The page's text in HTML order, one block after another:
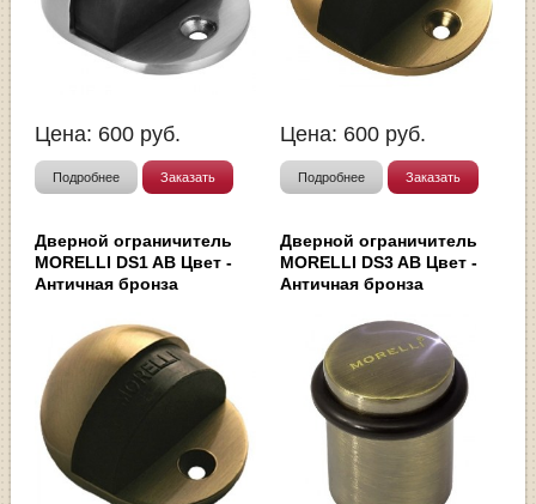
Цена: 600 руб.
Подробнее Заказать
Цена: 600 руб.
Подробнее Заказать
Дверной ограничитель
MORELLI DS1 AB Цвет -
Античная бронза
Дверной ограничитель
MORELLI DS3 AB Цвет -
Античная бронза